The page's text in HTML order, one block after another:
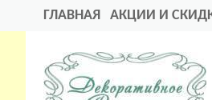
ГЛАВНАЯ АКЦИИ И